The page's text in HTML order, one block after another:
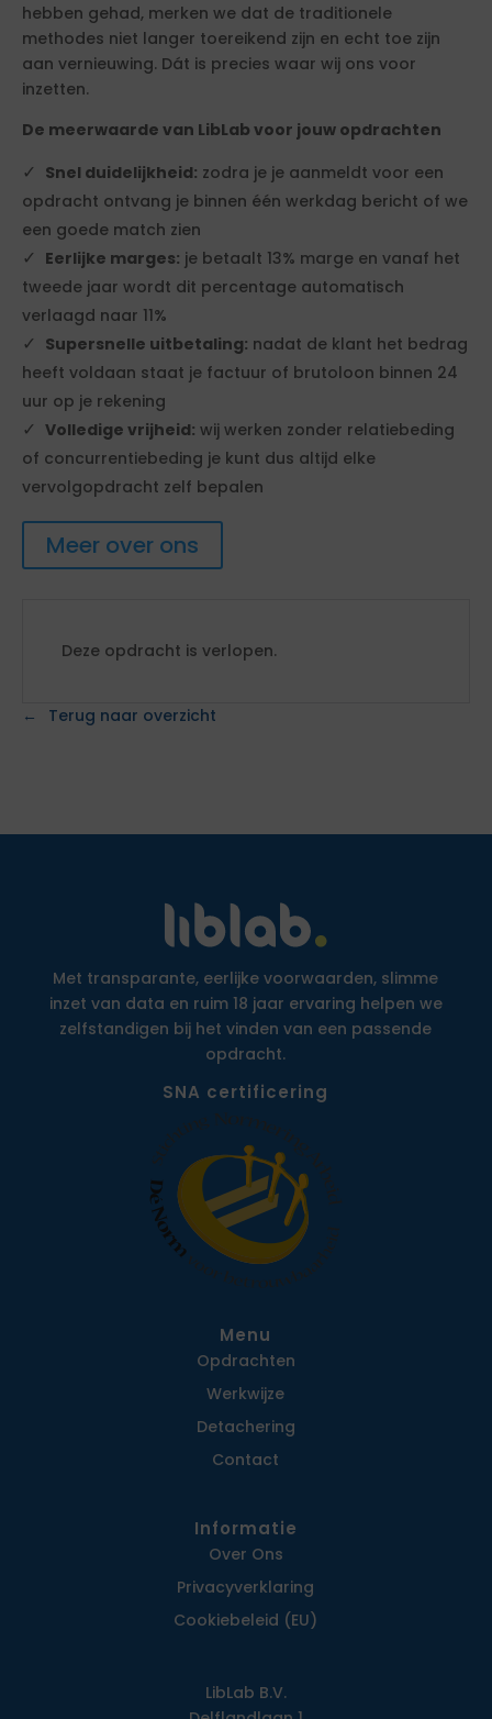
hebben gehad, merken we dat de traditionele
methodes niet langer toereikend zijn en echt toe zijn
aan vernieuwing. Dát is precies waar wij ons voor
inzetten.
De meerwaarde van LibLab voor jouw opdrachten
Snel duidelijkheid: zodra je je aanmeldt voor een
opdracht ontvang je binnen één werkdag bericht of we
een goede match zien
Eerlijke marges: je betaalt 13% marge en vanaf het
tweede jaar wordt dit percentage automatisch
verlaagd naar 11%
Supersnelle uitbetaling: nadat de klant het bedrag
heeft voldaan staat je factuur of brutoloon binnen 24
uur op je rekening
Volledige vrijheid: wij werken zonder relatiebeding
of concurrentiebeding je kunt dus altijd elke
vervolgopdracht zelf bepalen
Meer over ons
Deze opdracht is verlopen.
Terug naar overzicht
Met transparante, eerlijke voorwaarden, slimme
inzet van data en ruim 18 jaar ervaring helpen we
zelfstandigen bij het vinden van een passende
opdracht.
SNA certificering
Menu
Opdrachten
Werkwijze
Detachering
Contact
Informatie
Over Ons
Privacy­verklaring
Cookiebeleid (EU)
LibLab B.V.